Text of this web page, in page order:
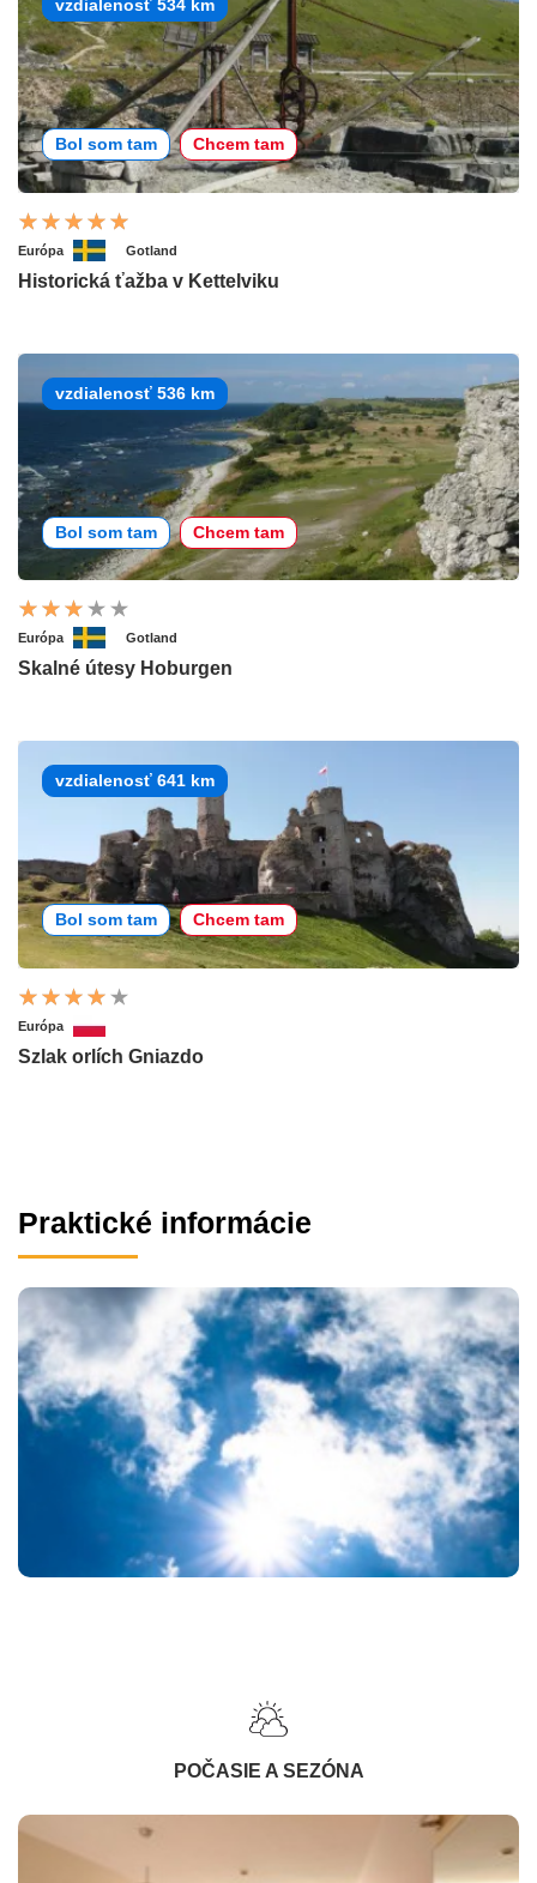
vzdialenosť 534 km
Bol som tam Chcem tam
Európa Gotland
Historická ťažba v Kettelviku
vzdialenosť 536 km
Bol som tam Chcem tam
Európa Gotland
Skalné útesy Hoburgen
vzdialenosť 641 km
Bol som tam Chcem tam
Európa
Szlak orlích Gniazdo
Praktické informácie
POČASIE A SEZÓNA